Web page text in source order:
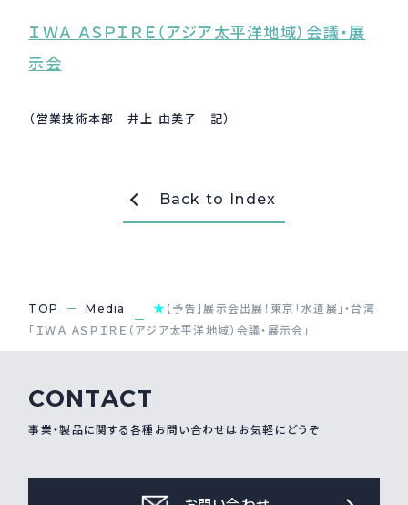
ＩＷＡ ＡＳＰＩＲＥ（アジア太平洋地域）会議・展
示会
（営業技術本部 井上 由美子 記）
Back to Index
TOP Media ★ 【予告】展示会出展！東京「水道展」・台湾
「ＩＷＡ ＡＳＰＩＲＥ（アジア太平洋地域）会議・展示会」
CONTACT
事業・製品に関する各種お問い合わせはお気軽にどうぞ